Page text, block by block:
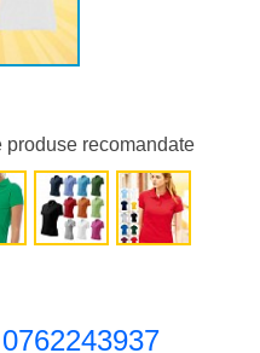
produse recomandate
0762243937